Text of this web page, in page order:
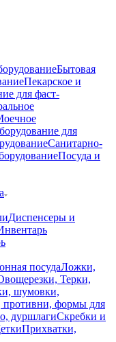
Бытовая
Пекарское и
для фаст-
для
Санитарно-
Посуда и
Диспенсеры и
посудаЛожки,
Терки,
шумовки,
противни, формы для
дуршлагиСкребки и
Прихватки,